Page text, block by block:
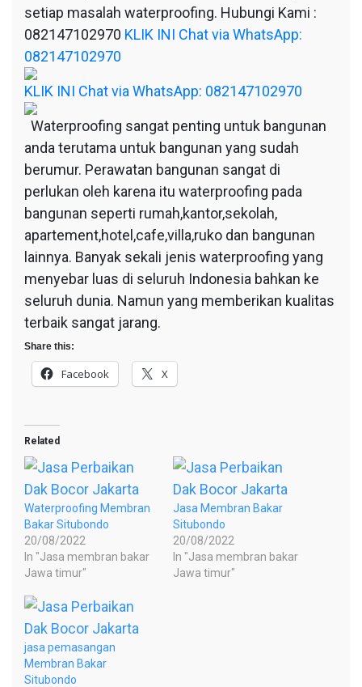
setiap masalah waterproofing. Hubungi Kami :
082147102970 KLIK INI Chat via WhatsApp:
082147102970
KLIK INI Chat via WhatsApp: 082147102970
Waterproofing sangat penting untuk bangunan
anda terutama untuk bangunan yang sudah
berumur. Perawatan bangunan sangat di
perlukan oleh karena itu waterproofing pada
bangunan seperti rumah,kantor,sekolah,
apartement,hotel,cafe,villa,ruko dan bangunan
lainnya. Banyak sekali jenis waterproofing yang
menyebar luas di seluruh Indonesia bahkan ke
seluruh dunia. Namun yang memberikan kualitas
terbaik sangat jarang.
Share this:
Facebook X
Related
Waterproofing Membran
Bakar Situbondo
20/08/2022
In "Jasa membran bakar
Jawa timur"
Jasa Membran Bakar
Situbondo
20/08/2022
In "Jasa membran bakar
Jawa timur"
jasa pemasangan
Membran Bakar
Situbondo